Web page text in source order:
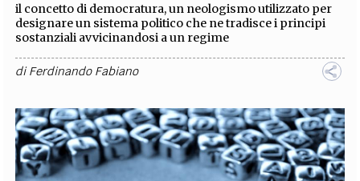
il concetto di democratura, un neologismo utilizzato per
designare un sistema politico che ne tradisce i principi
sostanziali avvicinandosi a un regime
diFerdinando Fabiano